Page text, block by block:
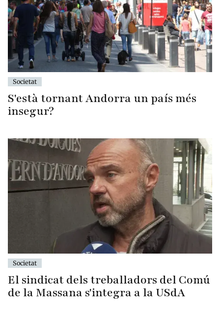
Societat
S'està tornant Andorra un país més
insegur?
Societat
El sindicat dels treballadors del Comú
de la Massana s'integra a la USdA